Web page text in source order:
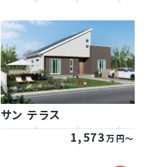
サン テラス
1,573万円～